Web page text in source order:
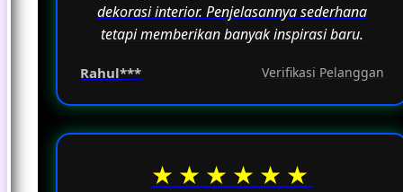
dekorasi interior. Penjelasannya sederhana
tetapi memberikan banyak inspirasi baru.
Rahul*** Verifikasi Pelanggan
★★★★★★